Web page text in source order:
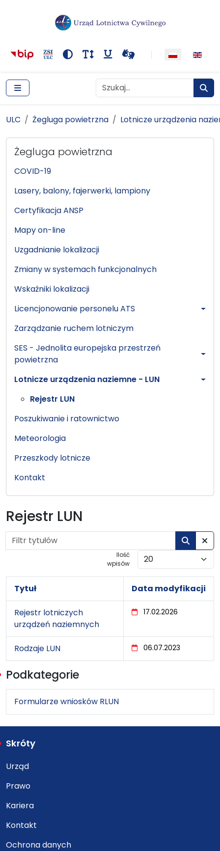
KontrastRozmiar tekstu
Podkreślenie odnośników
Wideotłumacza
Szukaj
Szukaj
ULC
ULC Żegluga powietrzna
Żegluga powietrzna Lotnicze urządzenia naziemne - LUN
Lotnicze urządzenia
Żegluga powietrzna
COVID-19
Lasery, balony, fajerwerki, lampiony
Certyfikacja ANSP
Mapy on-line
Uzgadnianie lokalizacji
Zmiany w systemach funkcjonalnych
Wskaźniki lokalizacji
Licencjonowanie personelu ATS
Zarządzanie ruchem lotniczym
SES - Jednolita europejska przestrzeń
powietrzna
Lotnicze urządzenia naziemne - LUN
Rejestr LUN
Poszukiwanie i ratownictwo
Meteorologia
Przeszkody lotnicze
Kontakt
Rejestr LUN
Filtr tytułów
Ilość
wpisów
Tytuł Data modyfikacji
Rejestr lotniczych
urządzeń naziemnych
17.02.2026
Rodzaje LUN 06.07.2023
Podkategorie
Formularze wniosków RLUN
Skróty
Urząd
Prawo
Kariera
Kontakt
Ochrona danych